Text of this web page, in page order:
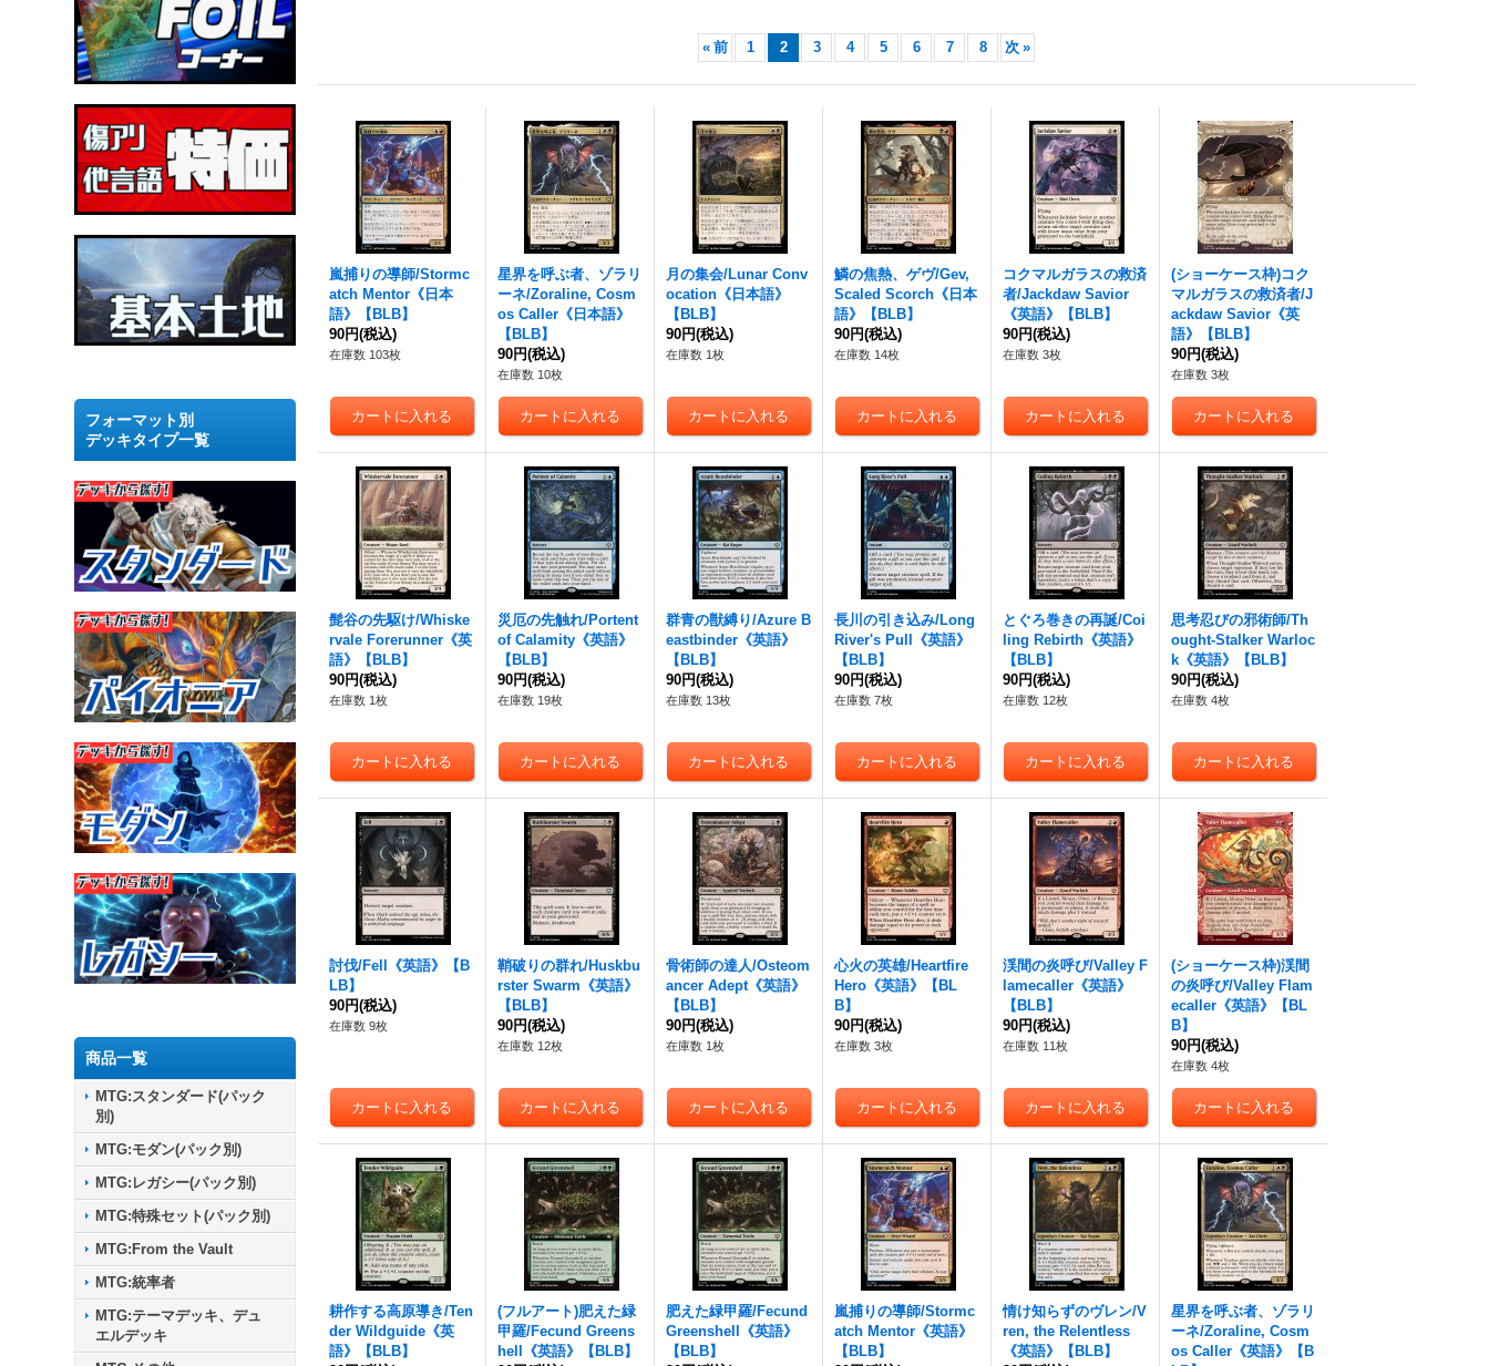
フォーマット別
デッキタイプ一覧
商品一覧
MTG:スタンダード(パック
別)
MTG:モダン(パック別)
MTG:レガシー(パック別)
MTG:特殊セット(パック別)
MTG:From the Vault
MTG:統率者
MTG:テーマデッキ、デュ
エルデッキ
« 前 1 2 3 4 5 6 7 8 次 »
嵐捕りの導師/Stormc
atch Mentor《日本
語》【BLB】
90円(税込)
在庫数 103枚
星界を呼ぶ者、ゾラリ
ーネ/Zoraline, Cosm
os Caller《日本語》
【BLB】
90円(税込)
在庫数 10枚
月の集会/Lunar Conv
ocation《日本語》
【BLB】
90円(税込)
在庫数 1枚
鱗の焦熱、ゲヴ/Gev,
Scaled Scorch《日本
語》【BLB】
90円(税込)
在庫数 14枚
コクマルガラスの救済
者/Jackdaw Savior
《英語》【BLB】
90円(税込)
在庫数 3枚
(ショーケース枠)コク
マルガラスの救済者/J
ackdaw Savior《英
語》【BLB】
90円(税込)
在庫数 3枚
髭谷の先駆け/Whiske
rvale Forerunner《英
語》【BLB】
90円(税込)
在庫数 1枚
災厄の先触れ/Portent
of Calamity《英語》
【BLB】
90円(税込)
在庫数 19枚
群青の獣縛り/Azure B
eastbinder《英語》
【BLB】
90円(税込)
在庫数 13枚
長川の引き込み/Long
River's Pull《英語》
【BLB】
90円(税込)
在庫数 7枚
とぐろ巻きの再誕/Coi
ling Rebirth《英語》
【BLB】
90円(税込)
在庫数 12枚
思考忍びの邪術師/Th
ought-Stalker Warloc
k《英語》【BLB】
90円(税込)
在庫数 4枚
討伐/Fell《英語》【B
LB】
90円(税込)
在庫数 9枚
鞘破りの群れ/Huskbu
rster Swarm《英語》
【BLB】
90円(税込)
在庫数 12枚
骨術師の達人/Osteom
ancer Adept《英語》
【BLB】
90円(税込)
在庫数 1枚
心火の英雄/Heartfire
Hero《英語》【BL
B】
90円(税込)
在庫数 3枚
渓間の炎呼び/Valley F
lamecaller《英語》
【BLB】
90円(税込)
在庫数 11枚
(ショーケース枠)渓間
の炎呼び/Valley Flam
ecaller《英語》【BL
B】
90円(税込)
在庫数 4枚
耕作する高原導き/Ten
der Wildguide《英
語》【BLB】
(フルアート)肥えた緑
甲羅/Fecund Greens
hell《英語》【BLB】
肥えた緑甲羅/Fecund
Greenshell《英語》
【BLB】
嵐捕りの導師/Stormc
atch Mentor《英語》
【BLB】
情け知らずのヴレン/V
ren, the Relentless
《英語》【BLB】
星界を呼ぶ者、ゾラリ
ーネ/Zoraline, Cosm
os Caller《英語》【B